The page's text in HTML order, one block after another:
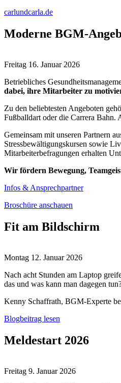
carlundcarla.de
Moderne BGM-
Freitag 16. Januar 2026
Betriebliches
dabei, ihre Mitarbeiter zu
Zu den beliebtesten Angeboten
Fußballdart oder die Carrera
Gemeinsam mit unseren Partnern
Stressbewältigungskursen sowie
Mitarbeiterbefragungen erhalten
Wir fördern Bewegung,
Infos & Ansprechpartner
Broschüre anschauen
Fit am Bildschirm
Montag 12. Januar 2026
Nach acht Stunden am Laptop
das und was kann man dagegen
Kenny Schaffrath, BGM-Experte
Blogbeitrag lesen
Meldestart 2026
Freitag 9. Januar 2026